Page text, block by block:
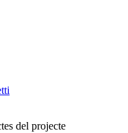
del projecte